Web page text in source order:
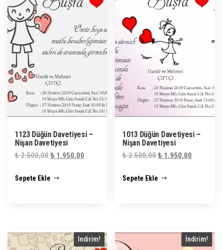
1123 Düğün Davetiyesi –
Nişan Davetiyesi
₺2.500,00 Orijinal
₺ 2.500,00.
₺ 1.950,00
Sepete Ekle
1013 Düğün Davetiyesi –
Nişan Davetiyesi
₺2.500,00 Orijinal
₺ 2.500,00.
₺ 1.950,00
Sepete Ekle
İndirim! İndirim!